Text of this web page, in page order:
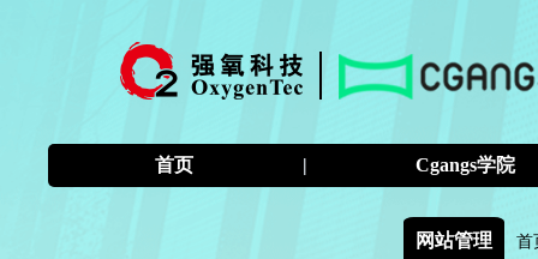
首页 | Cgangs学院
网站管理 首